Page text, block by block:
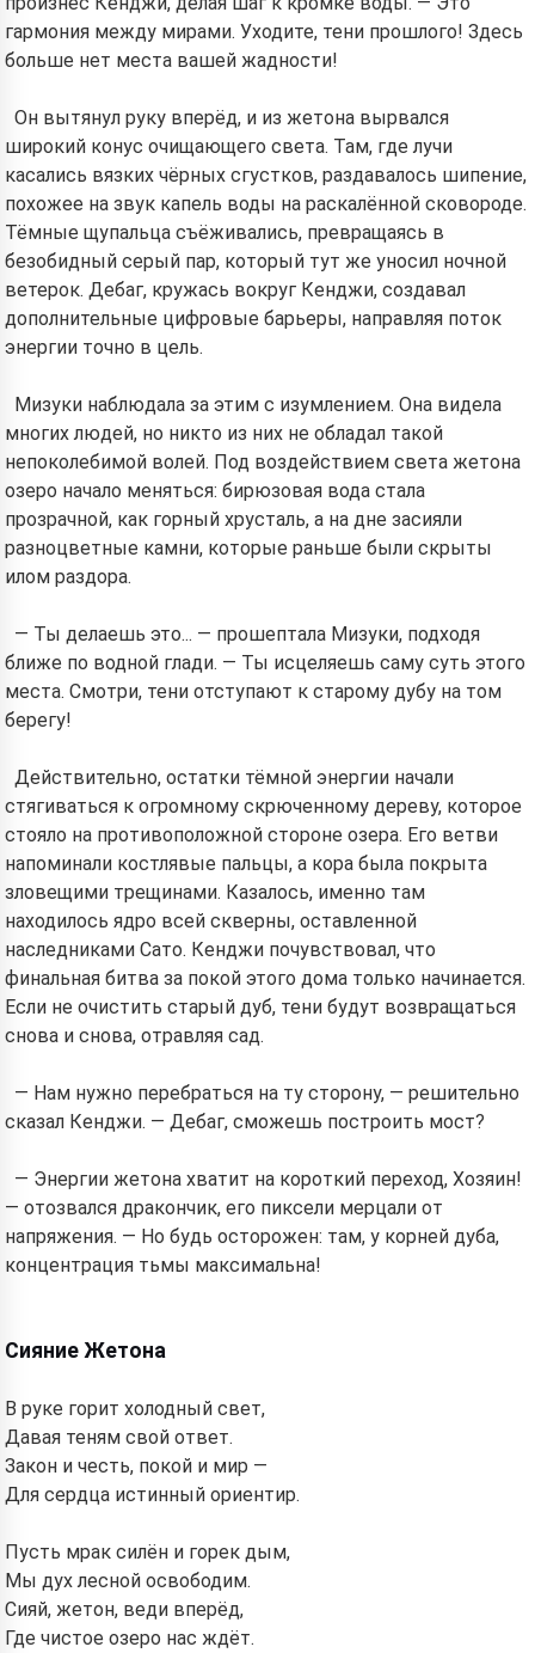
гармония между мирами. Уходите, тени прошлого! Здесь
больше нет места вашей жадности!
Он вытянул руку вперёд, и из жетона вырвался
широкий конус очищающего света. Там, где лучи
касались вязких чёрных сгустков, раздавалось шипение,
похожее на звук капель воды на раскалённой сковороде.
Тёмные щупальца съёживались, превращаясь в
безобидный серый пар, который тут же уносил ночной
ветерок. Дебаг, кружась вокруг Кенджи, создавал
дополнительные цифровые барьеры, направляя поток
энергии точно в цель.
Мизуки наблюдала за этим с изумлением. Она видела
многих людей, но никто из них не обладал такой
непоколебимой волей. Под воздействием света жетона
озеро начало меняться: бирюзовая вода стала
прозрачной, как горный хрусталь, а на дне засияли
разноцветные камни, которые раньше были скрыты
илом раздора.
— Ты делаешь это... — прошептала Мизуки, подходя
ближе по водной глади. — Ты исцеляешь саму суть этого
места. Смотри, тени отступают к старому дубу на том
берегу!
Действительно, остатки тёмной энергии начали
стягиваться к огромному скрюченному дереву, которое
стояло на противоположной стороне озера. Его ветви
напоминали костлявые пальцы, а кора была покрыта
зловещими трещинами. Казалось, именно там
находилось ядро всей скверны, оставленной
наследниками Сато. Кенджи почувствовал, что
финальная битва за покой этого дома только начинается.
Если не очистить старый дуб, тени будут возвращаться
снова и снова, отравляя сад.
— Нам нужно перебраться на ту сторону, — решительно
сказал Кенджи. — Дебаг, сможешь построить мост?
— Энергии жетона хватит на короткий переход, Хозяин!
— отозвался дракончик, его пиксели мерцали от
напряжения. — Но будь осторожен: там, у корней дуба,
концентрация тьмы максимальна!
Сияние Жетона
В руке горит холодный свет,
Давая теням свой ответ.
Закон и честь, покой и мир —
Для сердца истинный ориентир.
Пусть мрак силён и горек дым,
Мы дух лесной освободим.
Сияй, жетон, веди вперёд,
Где чистое озеро нас ждёт.
Hi! I am Storiko 👋
Read a story
By starting to use the service, you accept:Terms of
Service,Privacy Policy, Refund Policy